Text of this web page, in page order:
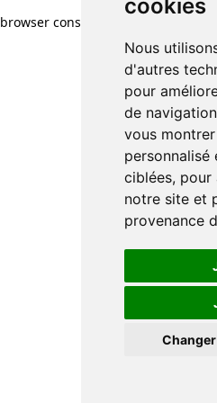
cookies
Nous
d'autres
pour
de
vous
ciblées,
notre site et
provenance
browser console for more